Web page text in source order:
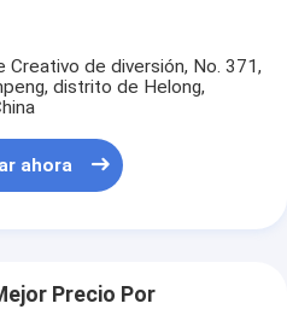
Creativo de diversión, No. 371,
distrito de Helong,
ahora
Precio Por